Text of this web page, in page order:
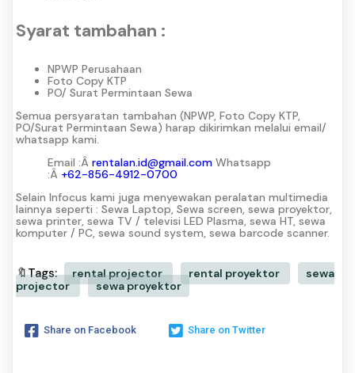
Syarat tambahan :
NPWP Perusahaan
Foto Copy KTP
PO/ Surat Permintaan Sewa
Semua persyaratan tambahan (NPWP, Foto Copy KTP,
PO/Surat Permintaan Sewa) harap dikirimkan melalui email/
whatsapp kami.
Email :Â rentalan.id@gmail.com Whatsapp
:Â +62-856-4912-0700
Selain Infocus kami juga menyewakan peralatan multimedia
lainnya seperti : Sewa Laptop, Sewa screen, sewa proyektor,
sewa printer, sewa TV / televisi LED Plasma, sewa HT, sewa
komputer / PC, sewa sound system, sewa barcode scanner.
🔖Tags: rental projector rental proyektor
sewa
projector
sewa proyektor
Share on Facebook Share on Twitter